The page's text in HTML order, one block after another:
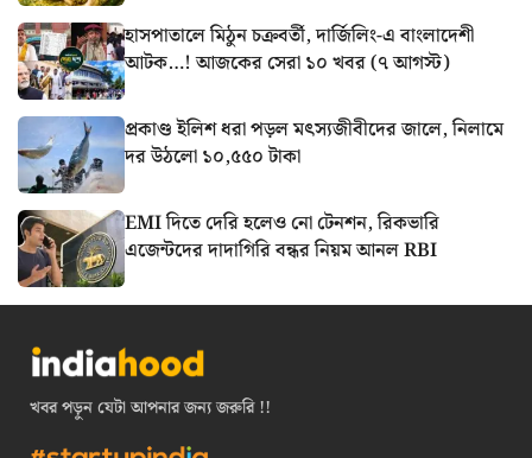
হাসপাতালে মিঠুন চক্রবর্তী, দার্জিলিং-এ বাংলাদেশী
আটক…! আজকের সেরা ১০ খবর (৭ আগস্ট)
প্রকাণ্ড ইলিশ ধরা পড়ল মৎস্যজীবীদের জালে, নিলামে
দর উঠলো ১০,৫৫০ টাকা
EMI দিতে দেরি হলেও নো টেনশন, রিকভারি
এজেন্টদের দাদাগিরি বন্ধর নিয়ম আনল RBI
খবর পড়ুন যেটা আপনার জন্য জরুরি !!